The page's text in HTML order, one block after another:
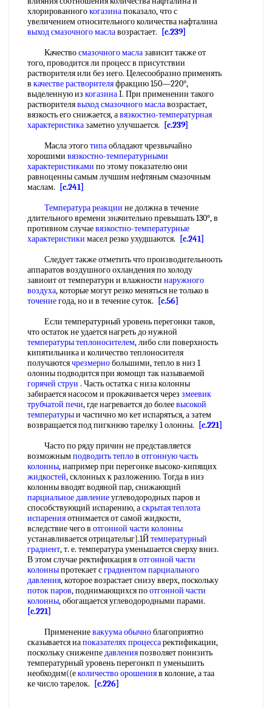
хлорированногокогазинапоказало, что с
увеличением относительного количества нафталина
выход смазочного маславозрастает.
[c.239]
Качествосмазочного маслазависит также от
того, проводится ли процесс в присутствии
растворителя или без него. Целесообразно применять
в качестве растворителяфракцию 150—220°,
выделенную из когазинаI. При применении такого
растворителявыход смазочного маславозрастает,
вязкость его снижается, авязкостно-температурная
характеристиказаметно улучшается.
[c.239]
Масла этоготипаобладают чрезвычайно
хорошими вязкостно-температурными
характеристиками по этому показателю они
равноценны самым лучшим нефтяным смазочным
маслам.
[c.241]
Температура реакции не должна в течение
длительного времени значительно превышать 130°, в
противном случаевязкостно-температурные
характеристики масел резко ухудшаются.
[c.241]
Следует также отметить что производительнооть
аппаратов воздушного охландения по холоду
завиоит от температурн и влажности наружного
воздуха, которые могут резко меняться не только в
точениегода, но и в течение суток.
[c.56]
Если температурный уровень перегонки таков,
что остаток не удается нагреть до нужной
температуры теплоносителем, либо сли поверхность
кипятильника и количество теплоносителя
получаютсячрезмернобольшими, тепло в низ 1
олонны подводится при яомощп так называемой
горячей струи . Часть остатка с низа колонны
забирается насосом и прокачивается через змеевик
трубчатой печи, где нагревается до болеевысокой
температурыи частично мо кет испаряться, а затем
возвращается под пигкнюю тарелку 1 олонны.
[c.221]
Часто по ряду причин не представляется
возможнымподводить теплов отгонную часть
колонны, например при перегонке высоко-кипящих
жидкостей, склонных к разложению. Тогда в ииз
колонны вводят водяной пар, снижающий
парциальное давлениеуглеводородных паров и
способствующий испарению, аскрытая теплота
испаренияотнимается от самой жидкости,
вследствие чего в отгонной части колонны
устанавливается отрицателыг].1Йтемпературный
градиент, т. е. температура уменьшается сверху вниз.
В этом случае ректификация в отгонной части
колонныпротекает сградиентом парциального
давления, которое возрастает снизу вверх, поскольку
поток паров, поднимающихся поотгонной части
колонны, обогащается углеводородными парами.
[c.221]
Применениевакуума обычноблагоприятно
сказывается напоказателях процессаректификации,
поскольку сниженпедавленияпозволяет понизить
температурный уровень перегонкп п уменьшить
необходнм((еколичество орошенияв колоние, а таа
ке число тарелок.
[c.226]